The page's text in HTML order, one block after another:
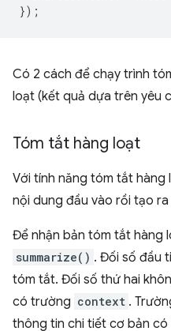
});
Có 2 cách để chạy trình
loạt (kết quả dựa trên yêu
Tóm tắt hàng loạt
Với tính năng tóm tắt hàng
nội dung đầu vào rồi tạo
Để nhận bản tóm tắt hàng
summarize() . Đối số đầu
tóm tắt. Đối số thứ hai
có trường context .
thông tin chi tiết cơ bản